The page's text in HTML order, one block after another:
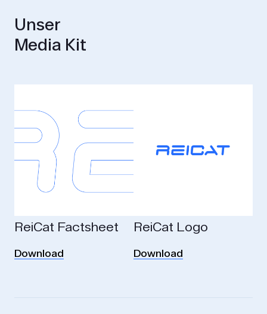
Unser
Media Kit
ReiCat Factsheet
Download
ReiCat Logo
Download